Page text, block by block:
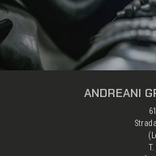
ANDREANI